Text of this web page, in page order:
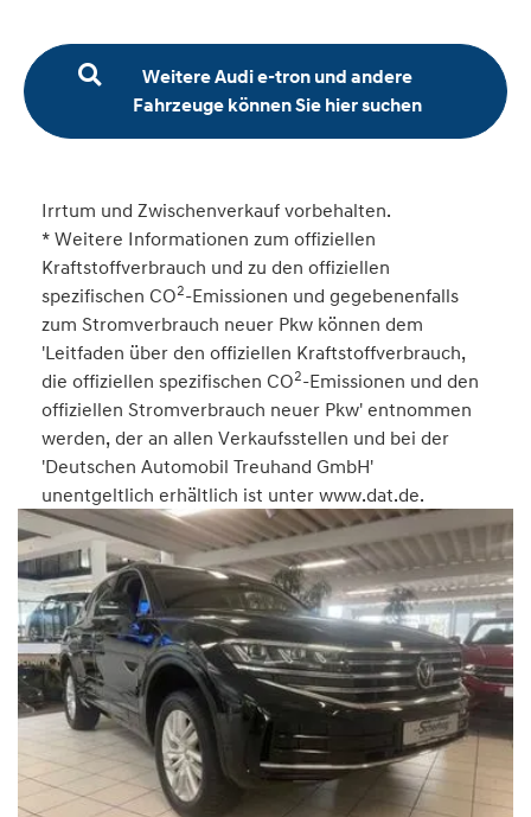
Weitere Audi e-tron und andere
Fahrzeuge können Sie hier suchen
Irrtum und Zwischenverkauf vorbehalten.
* Weitere Informationen zum offiziellen
Kraftstoffverbrauch und zu den offiziellen
spezifischen CO2-Emissionen und gegebenenfalls
zum Stromverbrauch neuer Pkw können dem
'Leitfaden über den offiziellen Kraftstoffverbrauch,
die offiziellen spezifischen CO2-Emissionen und den
offiziellen Stromverbrauch neuer Pkw' entnommen
werden, der an allen Verkaufsstellen und bei der
'Deutschen Automobil Treuhand GmbH'
unentgeltlich erhältlich ist unter www.dat.de.